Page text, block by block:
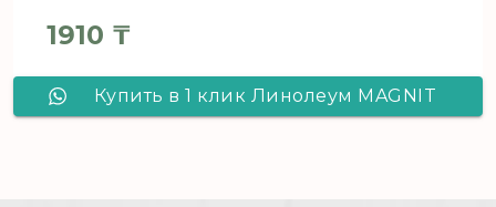
1910 ₸
Купить в 1 клик Линолеум MAGNIT